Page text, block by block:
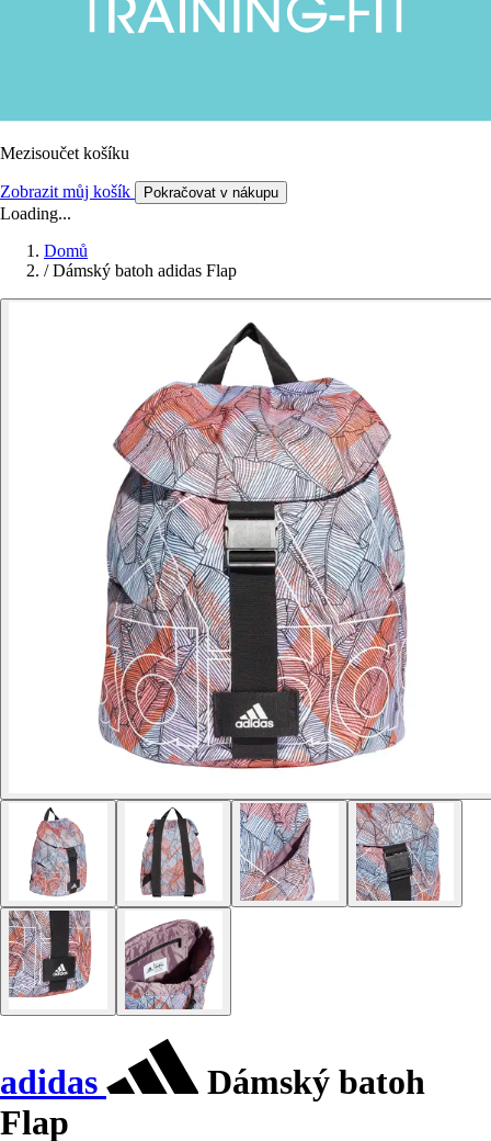
Mezisoučet košíku
Zobrazit můj košík Pokračovat v nákupu
Loading...
Domů
/ Dámský batoh adidas Flap
adidas
Dámský batoh
Flap